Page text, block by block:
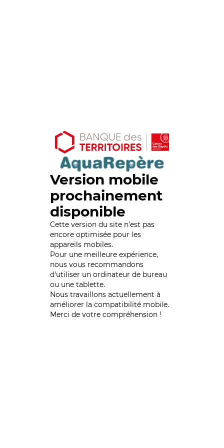
Version mobile
prochainement
disponible
Cette version du site n’est pas
encore optimisée pour les
appareils mobiles.
Pour une meilleure expérience,
nous vous recommandons
d'utiliser un ordinateur de bureau
ou une tablette.
Nous travaillons actuellement à
améliorer la compatibilité mobile.
Merci de votre compréhension !